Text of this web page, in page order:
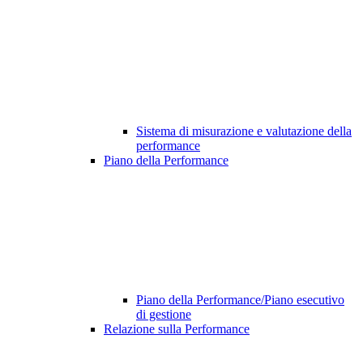
Sistema di misurazione e valutazione della
performance
Piano della Performance
Piano della Performance/Piano esecutivo
di gestione
Relazione sulla Performance